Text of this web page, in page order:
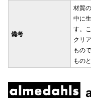
備考
材質
中に
す。
クリ
もの
もの